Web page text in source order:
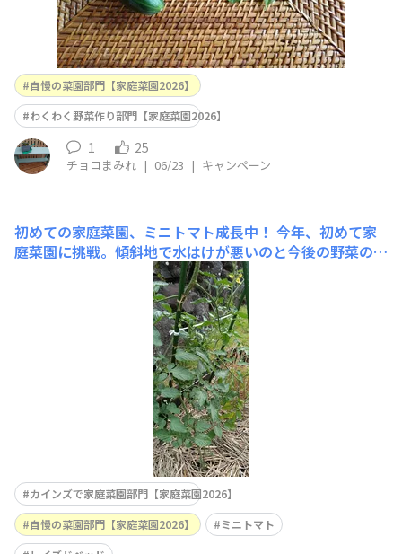
自慢の菜園部門【家庭菜園2026】
わくわく野菜作り部門【家庭菜園2026】
1 25
チョコまみれ | 06/23 | キャンペーン
初めての家庭菜園、ミニトマト成長中！ 今年、初めて家
庭菜園に挑戦。傾斜地で水はけが悪いのと今後の野菜の手
入れが楽になることを考慮して、レイズドベッドで育てる
ことに。YouTube等を見ながらなんとか完成。思ったよ
り大きめなサイズになり、木の枝や落ち葉で埋めても培養
土が想像以上に大量に必要となったのは大変でした。初心
者でも成功率が高いと言
カインズで家庭菜園部門【家庭菜園2026】
自慢の菜園部門【家庭菜園2026】
ミニトマト